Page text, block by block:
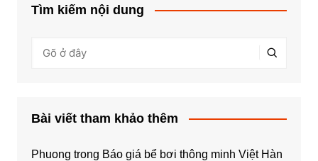
Tìm kiếm nội dung
Bài viết tham khảo thêm
Phuong trong Báo giá bể bơi thông minh Việt Hàn